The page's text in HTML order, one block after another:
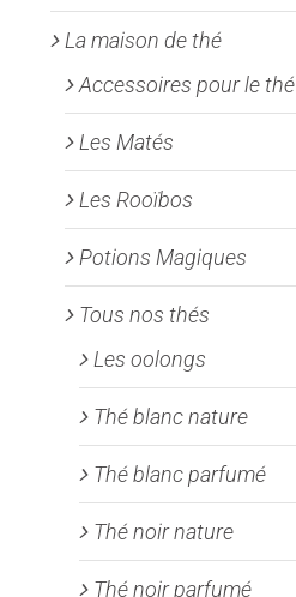
produit
La maison de thé
Accessoires pour le thé
Les Matés
Les Rooïbos
Potions Magiques
Tous nos thés
Les oolongs
Thé blanc nature
Thé blanc parfumé
Thé noir nature
Thé noir parfumé